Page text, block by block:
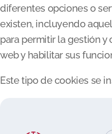
diferentes opciones o
existen, incluyendo
para permitir la gestión y
web y habilitar sus
Este tipo de cookies se